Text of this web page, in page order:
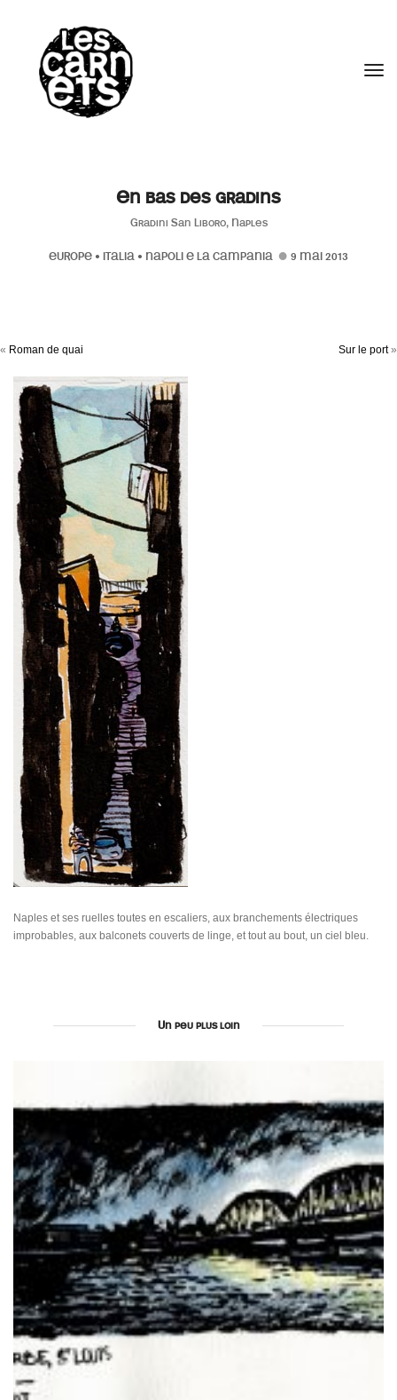
En bas des gradins
Gradini San Liboro, Naples
EUROPE • ITALIA • NAPOLI E LA CAMPANIA 9 MAI 2013
« Roman de quai Sur le port»
Naples et ses ruelles toutes en escaliers, aux branchements électriques
improbables, aux balconets couverts de linge, et tout au bout, un ciel bleu.
Un peu plus loin